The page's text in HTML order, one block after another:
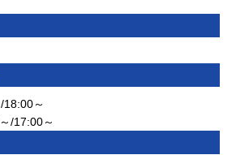
18:00～
/17:00～